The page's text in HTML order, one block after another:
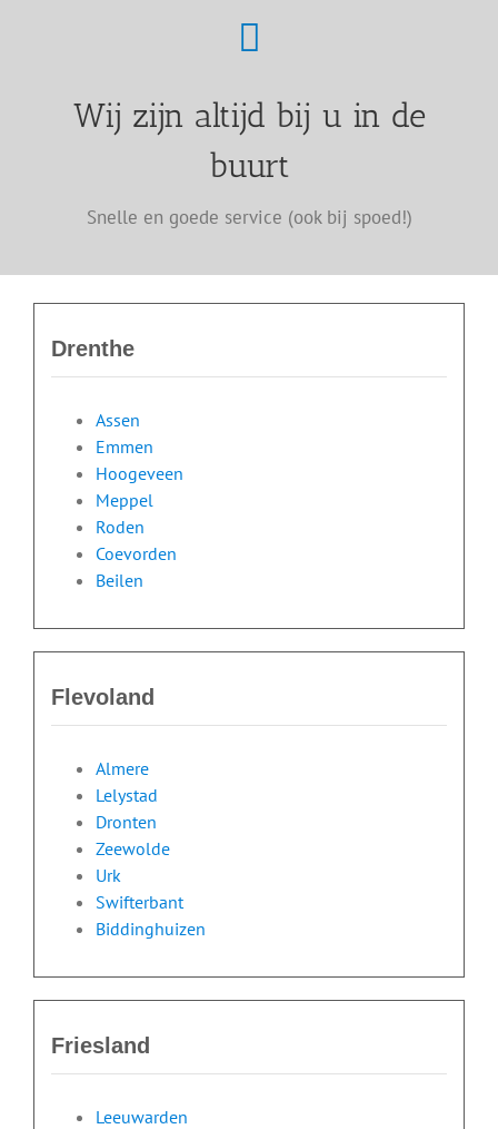
Wij zijn altijd bij u in de
buurt
Snelle en goede service (ook bij spoed!)
Drenthe
Assen
Emmen
Hoogeveen
Meppel
Roden
Coevorden
Beilen
Flevoland
Almere
Lelystad
Dronten
Zeewolde
Urk
Swifterbant
Biddinghuizen
Friesland
Leeuwarden